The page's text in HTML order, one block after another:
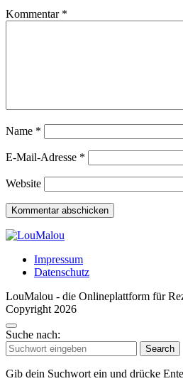
Kommentar *
Name *
E-Mail-Adresse *
Website
Impressum
Datenschutz
LouMalou - die Onlineplattform für
Copyright 2026
Suche nach:
Search
Gib dein Suchwort ein und drücke